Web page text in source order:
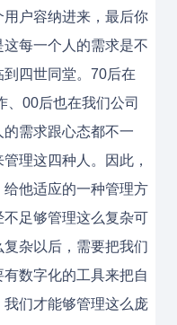
户容纳进来，最后你
每一个人的需求是不
四世同堂。70后在
、00后也在我们公司
需求跟心态都不一
理这四种人。因此，
他适应的一种管理方
足够管理这么复杂可
杂以后，需要把我们
数字化的工具来把自
们才能够管理这么庞